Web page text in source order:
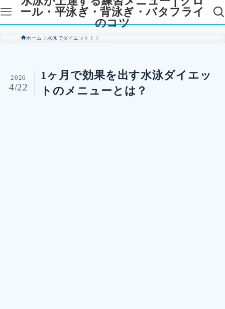
ール・平泳ぎ・背泳ぎ・バタフライ
のコツ
ホーム 水泳でダイエット！
1ヶ月で効果を出す水泳ダイエッ
トのメニューとは？
2026
4/22